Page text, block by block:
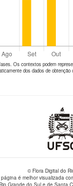
Os contextos podem
dos dados de obtenção
© Flora Digital do
página é melhor visualizada
Grande do Sul e de Santa